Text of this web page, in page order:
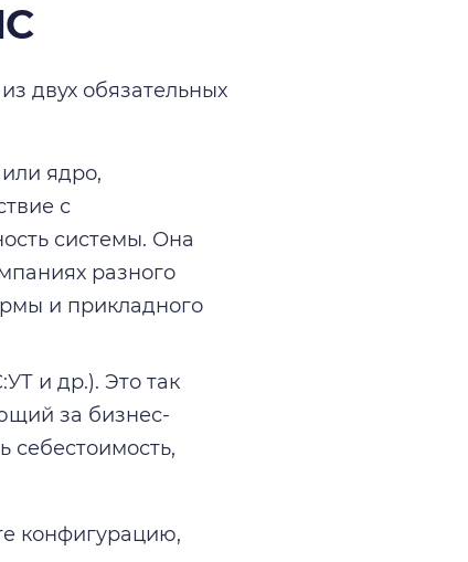
двух обязательных
ядро,
с
системы. Она
разного
и прикладного
и др.). Это так
за бизнес-
себестоимость,
конфигурацию,